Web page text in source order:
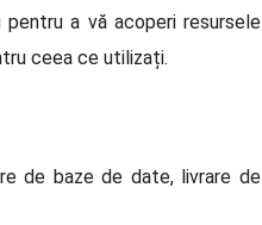
a vă acoperi resursele
ceea ce utilizați.
de baze de date, livrare de